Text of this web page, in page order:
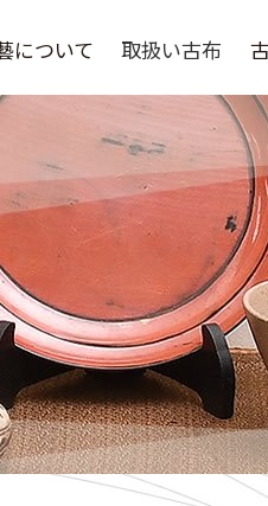
について
について
れる理由
ある質問
取扱い古布